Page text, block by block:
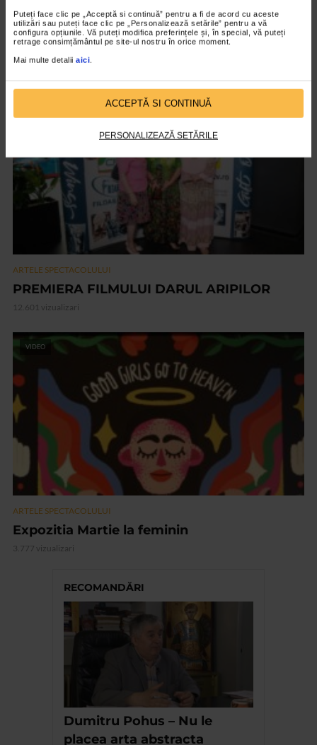
Puteți face clic pe „Acceptă si continuă” pentru a fi de acord cu aceste
utilizări sau puteți face clic pe „Personalizează setările” pentru a vă
configura opțiunile. Vă puteți modifica preferințele și, în special, vă puteți
retrage consimțământul pe site-ul nostru în orice moment.
Mai multe detalii aici
ACCEPTĂ SI CONTINUĂ
PERSONALIZEAZĂ SETĂRILE
ARTELE SPECTACOLULUI
Ana Stefania Andronic – On the Top of my
Lungs
3.289 vizualizari
ARTELE SPECTACOLULUI
PREMIERA FILMULUI DARUL ARIPILOR
12.601 vizualizari
VIDEO
ARTELE SPECTACOLULUI
Expozitia Martie la feminin
3.777 vizualizari
RECOMANDĂRI
Dumitru Pohus – Nu le
placea arta abstracta